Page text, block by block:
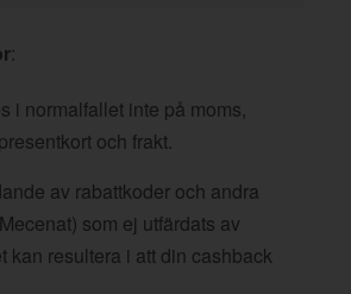
:
i normalfallet inte på moms,
och frakt.
av rabattkoder och andra
som ej utfärdats av
kan resultera i att din cashback